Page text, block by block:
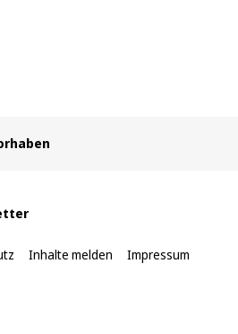
Inhalte melden Impressum